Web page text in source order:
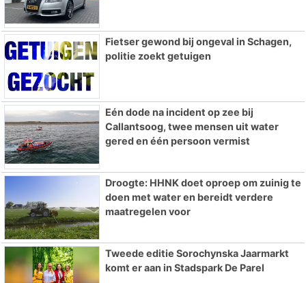
Fietser gewond bij ongeval in Schagen,
politie zoekt getuigen
Eén dode na incident op zee bij
Callantsoog, twee mensen uit water
gered en één persoon vermist
Droogte: HHNK doet oproep om zuinig te
doen met water en bereidt verdere
maatregelen voor
Tweede editie Sorochynska Jaarmarkt
komt er aan in Stadspark De Parel